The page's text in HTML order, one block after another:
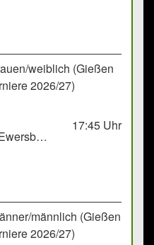
weiblich (Gießen
2026/27)
HSG Eibelshausen/Ewersbach GbR 2
17:45 Uhr
männlich (Gießen
2026/27)